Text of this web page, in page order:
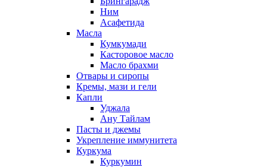
Ним
Асафетида
Масла
Кумкумади
Касторовое масло
Масло брахми
Отвары и сиропы
Кремы, мази и гели
Капли
Уджала
Ану Тайлам
Пасты и джемы
Укрепление иммунитета
Куркума
Куркумин